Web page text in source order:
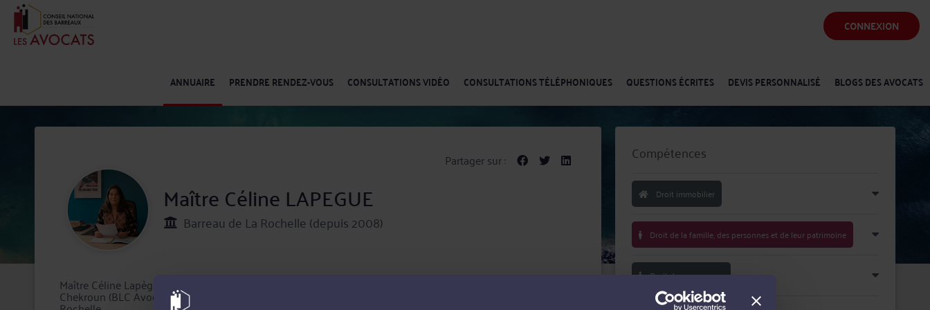
CONNEXION
ANNUAIRE PRENDRE RENDEZ-VOUS CONSULTATIONS VIDÉO CONSULTATIONS TÉLÉPHONIQUES QUESTIONS ÉCRITES DEVIS PERSONNALISÉ BLOGS DES AVOCATS
Partager sur :
Maître Céline LAPEGUE
Barreau de La Rochelle (depuis 2008)
Maître Céline Lapègue est avocat au barreau de La Rochelle, exerçant au sein de la SCP Balloteau Lapègue
Chekroun (BLC Avocats), cabinet fondé en 1972 et reconnu comme la plus ancienne société d’avocats de La
Compétences
Droit immobilier
Droit de la famille, des personnes et de leur patrimoine
Droit des assurances